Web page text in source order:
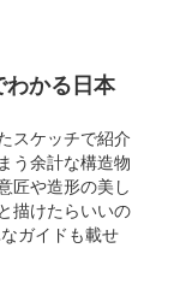
）
かる日本
スケッチで紹介
う余計な構造物
匠や造形の美し
描けたらいいの
ガイドも載せ